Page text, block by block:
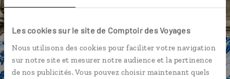
Les cookies sur le site de Comptoir des Voyages
Nous utilisons des cookies pour faciliter votre navigation
sur notre site et mesurer notre audience et la pertinence
de nos publicités. Vous pouvez choisir maintenant quels
Lajido - Pico